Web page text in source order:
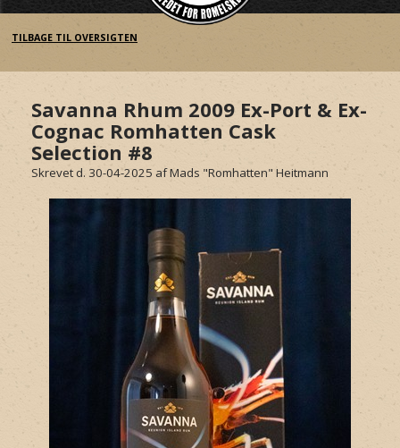
TILBAGE TIL OVERSIGTEN
Savanna Rhum 2009 Ex-Port & Ex-
Cognac Romhatten Cask
Selection #8
Skrevet d. 30-04-2025 afMads "Romhatten" Heitmann